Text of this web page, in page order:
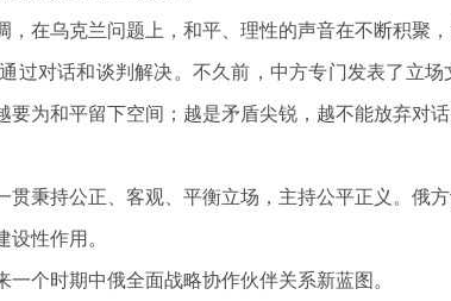
乌克兰问题上，和平、理性的声音在不断积聚
过对话和谈判解决。不久前，中方专门发表了立
为和平留下空间；越是矛盾尖锐，越不能放弃对
持公正、客观、平衡立场，主持公平正义。俄
性作用。
个时期中俄全面战略协作伙伴关系新蓝图。